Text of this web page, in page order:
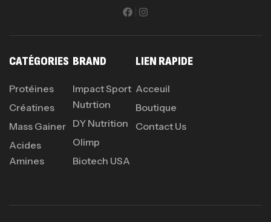
CATÉGORIES
Protéines
Créatines
Mass Gainer
Acides
Amines
BRAND
Impact Sport
Nutrtion
DY Nutrition
Olimp
Biotech USA
LIEN RAPIDE
Acceuil
Boutique
Contact Us